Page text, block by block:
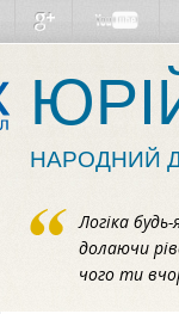
НАРОДНИЙ
Логіка
долаючи
чого ти